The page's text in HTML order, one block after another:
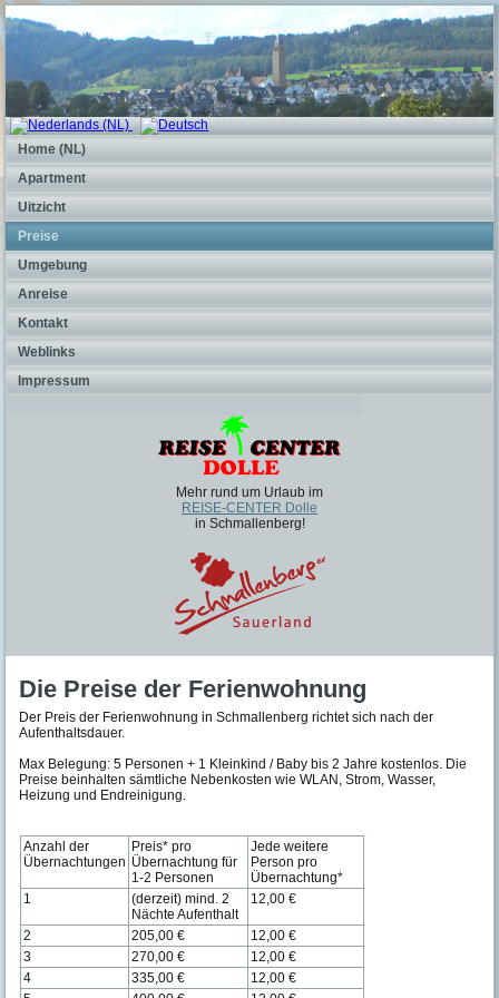
Home (NL)
Apartment
Uitzicht
Preise
Umgebung
Anreise
Kontakt
Weblinks
Impressum
Mehr rund um Urlaub im
REISE-CENTER Dolle
in Schmallenberg!
Die Preise der Ferienwohnung
Der Preis der Ferienwohnung in Schmallenberg richtet sich nach der
Aufenthaltsdauer.
Max Belegung: 5 Personen + 1 Kleinkind / Baby bis 2 Jahre kostenlos. Die
Preise beinhalten sämtliche Nebenkosten wie WLAN, Strom, Wasser,
Heizung und Endreinigung.
Anzahl der
Übernachtungen
Preis* pro
Übernachtung für
1-2 Personen
Jede weitere
Person pro
Übernachtung*
1
(derzeit) mind. 2
Nächte Aufenthalt
12,00 €
2 205,00 €
12,00 €
3
270,00 €
12,00 €
4
335,00 €
12,00 €